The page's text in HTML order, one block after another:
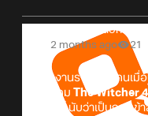
Online Station
2 months ago
21
จากทีมงานราว 400 คนเ
พัฒนาเกม The Witcher 4
แล้วในปีนี้ นับว่าเป็นการเ